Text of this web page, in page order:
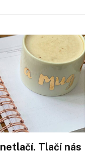
Tlačí nás